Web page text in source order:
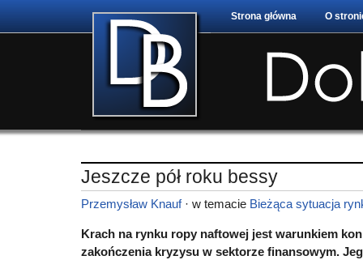
Strona główna O
Jeszcze pół roku bessy
Przemysław Knauf· w temacie Bieżąca sytuacja
Krach na rynku ropy naftowej jest warunkiem
zakończenia kryzysu w sektorze finansowym.